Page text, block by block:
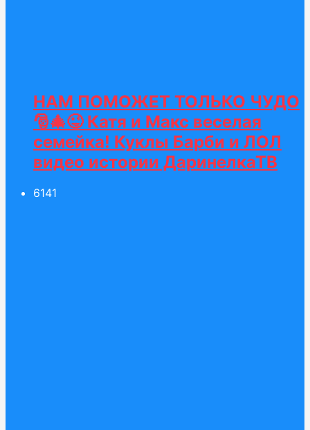
НАМ ПОМОЖЕТ ТОЛЬКО ЧУДО
🎅🎄😜 Катя и Макс веселая
семейка! Куклы Барби и ЛОЛ
видео истории ДаринелкаТВ
6141